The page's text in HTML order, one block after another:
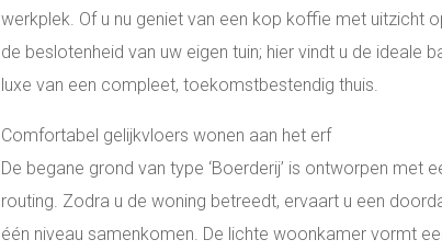
werkplek. Of u nu geniet van een kop koffie met uitzicht
de beslotenheid van uw eigen tuin; hier vindt u de ideale
luxe van een compleet, toekomstbestendig thuis.
Comfortabel gelijkvloers wonen aan het erf
De begane grond van type ‘Boerderij’ is ontworpen
routing. Zodra u de woning betreedt, ervaart u een
één niveau samenkomen. De lichte woonkamer vormt